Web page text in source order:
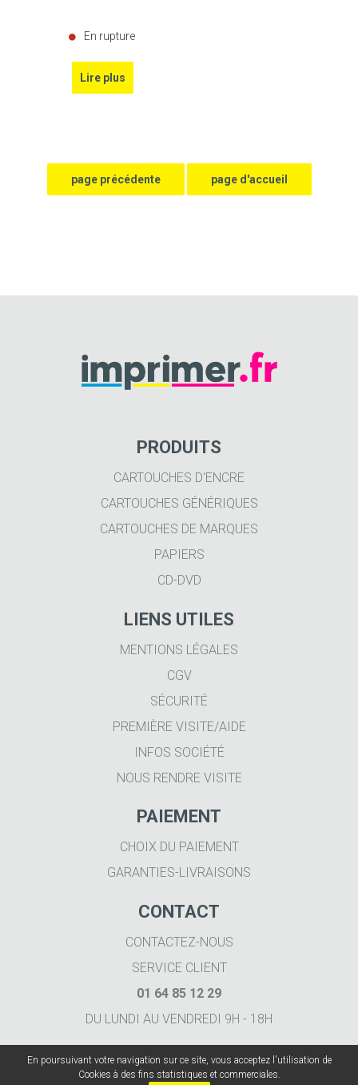
En rupture
PRODUITS
CARTOUCHES D'ENCRE
CARTOUCHES GÉNÉRIQUES
CARTOUCHES DE MARQUES
PAPIERS
CD-DVD
LIENS UTILES
MENTIONS LÉGALES
CGV
SÉCURITÉ
PREMIÈRE VISITE/AIDE
INFOS SOCIÉTÉ
NOUS RENDRE VISITE
PAIEMENT
CHOIX DU PAIEMENT
GARANTIES-LIVRAISONS
CONTACT
CONTACTEZ-NOUS
SERVICE CLIENT
01 64 85 12 29
DU LUNDI AU VENDREDI 9H - 18H
En poursuivant votre navigation sur ce site, vous acceptez l'utilisation de
Cookies à des fins statistiques et commerciales.